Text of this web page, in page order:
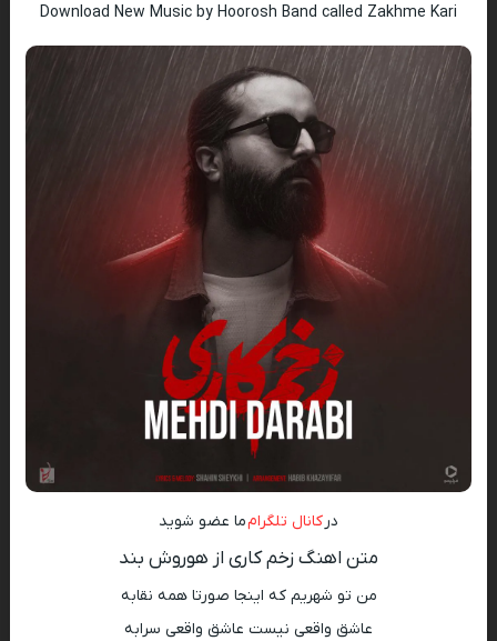
Download New Music by Hoorosh Band called Zakhme Kari
در کانال تلگرامما عضو شوید
متن اهنگ زخم کاری از هوروش بند
من تو شهریم که اینجا صورتا همه نقابه
عاشق واقعی نیست عاشق واقعی سرابه